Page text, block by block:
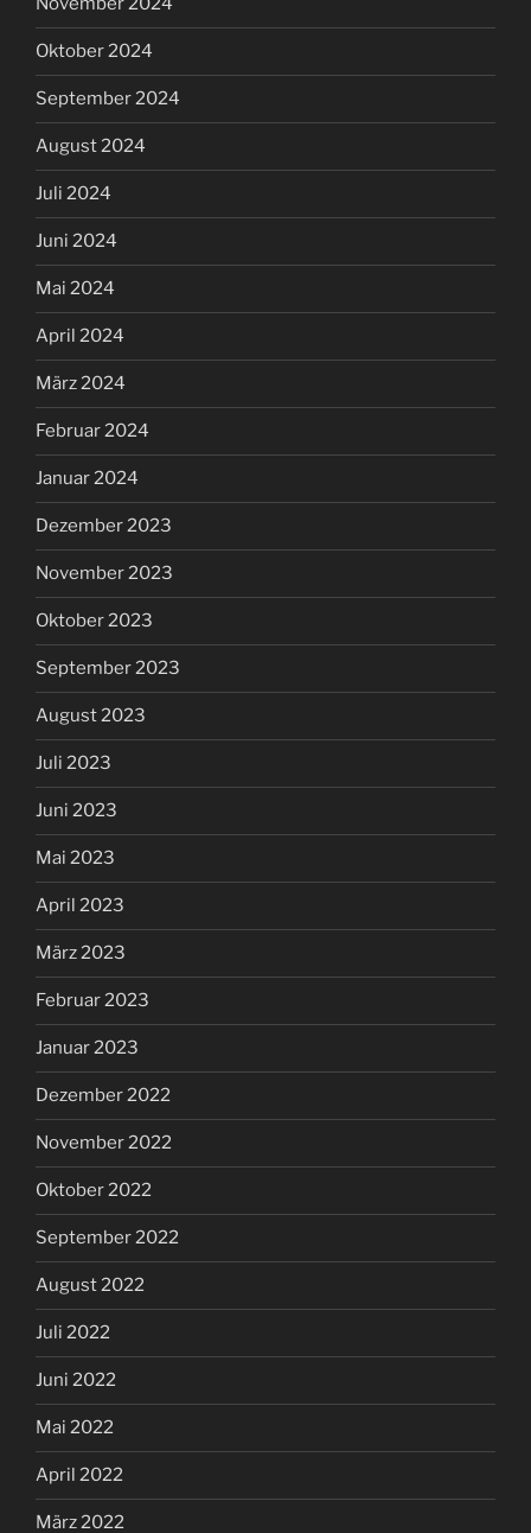
Oktober 2024
September 2024
August 2024
Juli 2024
Juni 2024
Mai 2024
April 2024
März 2024
Februar 2024
Januar 2024
Dezember 2023
November 2023
Oktober 2023
September 2023
August 2023
Juli 2023
Juni 2023
Mai 2023
April 2023
März 2023
Februar 2023
Januar 2023
Dezember 2022
November 2022
Oktober 2022
September 2022
August 2022
Juli 2022
Juni 2022
Mai 2022
April 2022
März 2022